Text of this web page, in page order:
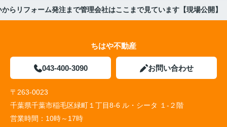
らリフォーム発注まで管理会社はここまで見ています【現場公開】
ちはや不動産
043-400-3090 お問い合わせ
〒263-0023
千葉県千葉市稲毛区緑町１丁目8-6 ル・シータ １-２階
営業時間： 10時～17時